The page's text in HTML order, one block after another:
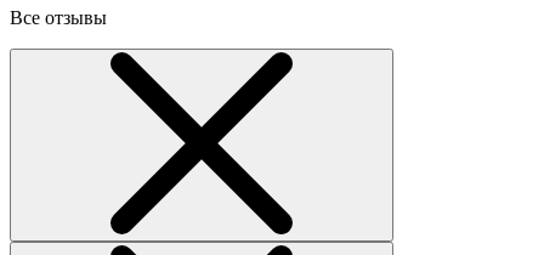
Все отзывы